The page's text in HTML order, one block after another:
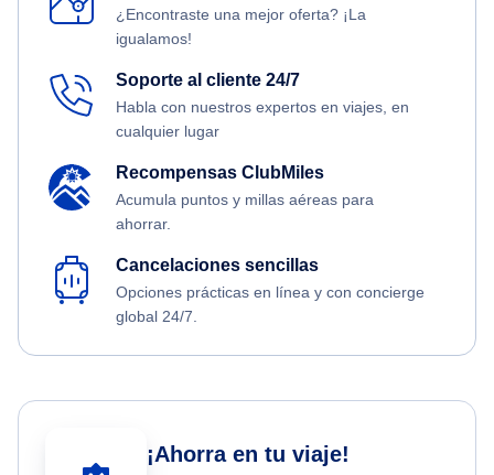
¿Encontraste una mejor oferta? ¡La
igualamos!
Soporte al cliente 24/7
Habla con nuestros expertos en viajes, en
cualquier lugar
Recompensas ClubMiles
Acumula puntos y millas aéreas para
ahorrar.
Cancelaciones sencillas
Opciones prácticas en línea y con concierge
global 24/7.
¡Ahorra en tu viaje!